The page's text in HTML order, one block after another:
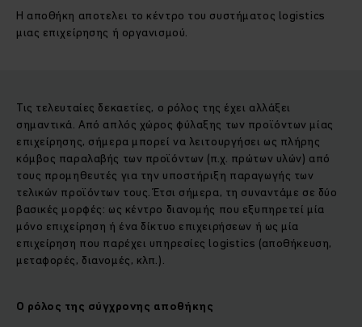
Η αποθήκη αποτελει το κέντρο του συστήματος logistics
μιας επιχείρησης ή οργανισμού.
Τις τελευταίες δεκαετίες, ο ρόλος της έχει αλλάξει
σημαντικά. Από απλός χώρος φύλαξης των προϊόντων μίας
επιχείρησης, σήμερα μπορεί να λειτουργήσει ως πλήρης
κόμβος παραλαβής των προϊόντων (π.χ. πρώτων υλών) από
τους προμηθευτές για την υποστήριξη παραγωγής των
τελικών προϊόντων τους. Έτσι σήμερα, τη συναντάμε σε δύο
βασικές μορφές: ως κέντρο διανομής που εξυπηρετεί μία
μόνο επιχείρηση ή ένα δίκτυο επιχειρήσεων ή ως μία
επιχείρηση που παρέχει υπηρεσίες logistics (αποθήκευση,
μεταφορές, διανομές, κλπ.).
Ο ρόλος της σύγχρονης αποθήκης